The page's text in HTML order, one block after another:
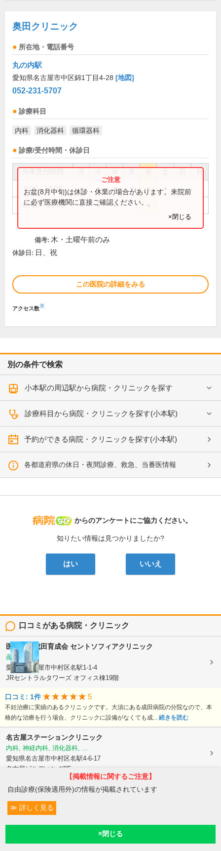
奥田クリニック
所在地・電話番号
丸の内駅
愛知県名古屋市中区錦1丁目4-28 [地図]
052-231-5707
診療科目
内科 消化器科 循環器科
診療/受付時間・休診日
祝
9:00～13:00 ● ● ● ● ●
16:00～18:00 ● ● ●
お盆(8月中旬)は休診・休業の場合があります。来院前
に必ず医療機関に直接ご確認ください。
×閉じる
備考: 木・土曜午前のみ
休診日: 日、祝
この医院の詳細をみる
アクセス数※
別の条件で検索
小本駅の周辺駅から病院・クリニックを探す
診療科目から病院・クリニックを探す(小本駅)
予約ができる病院・クリニックを探す(小本駅)
各都道府県の休日・夜間診療、救急、当番医情報
病院なび
からのアンケートにご協力ください。
知りたい情報は見つかりましたか?
はい いいえ
口コミがある病院・クリニック
医療法人成田育成会 セントソフィアクリニック
産婦人科
愛知県名古屋市中村区名駅1-1-4
JRセントラルタワーズ オフィス棟19階
口コミ: 1件 5
不妊治療に実績のあるクリニックです。大須にある成田病院の分院なので、本
格的な治療を行う場合、クリニックに設備がなくても成... 続きを読む
名古屋ステーションクリニック
内科, 神経内科, 消化器科, ...
愛知県名古屋市中村区名駅4-6-17
名古屋ビルディング8F
口コミ: 2件 5
現在診療
【掲載情報に関するご注意】
自由診療(保険適用外)の情報が掲載されています
詳しく見る